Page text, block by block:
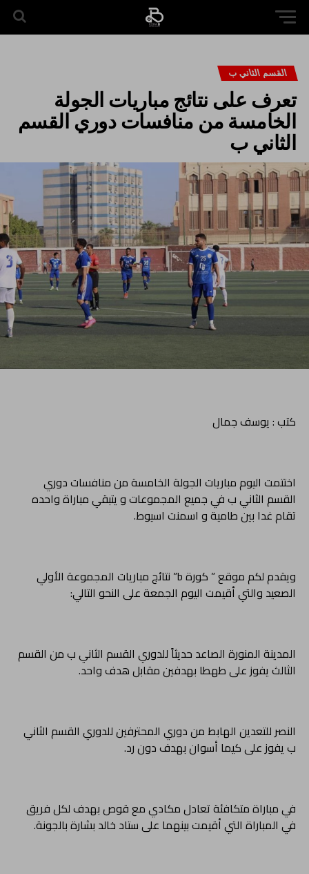
القسم الثاني ب
تعرف على نتائج مباريات الجولة
الخامسة من منافسات دوري القسم
الثاني ب
كتب : يوسف جمال
اختتمت اليوم مباريات الجولة الخامسة من منافسات دوري
القسم الثاني ب في جميع المجموعات و يتبقي مباراة واحده
تقام غدا بين طامية و اسمنت اسيوط.
ويقدم لكم موقع ” كورة b” نتائج مباريات المجموعة الأولي
الصعيد والتي أقيمت اليوم الجمعة على النحو التالي:
المدينة المنورة الصاعد حديثاً للدوري القسم الثاني ب من القسم
الثالث يفوز على طهطا بهدفين مقابل هدف واحد.
النصر للتعدين الهابط من دوري المحترفين للدوري القسم الثاني
ب يفوز على كيما أسوان بهدف دون رد.
في مباراة متكافئة تعادل مكادي مع قوص بهدف لكل فريق
في المباراة التي أقيمت بينهما على ستاد خالد بشارة بالجونة.